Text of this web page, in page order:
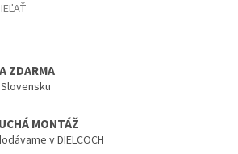
ZDARMA
MONTÁŽ
v DIELCOCH